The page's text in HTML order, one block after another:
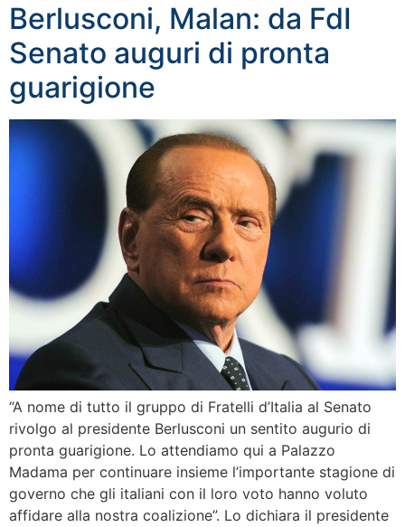
Berlusconi, Malan: da FdI
Senato auguri di pronta
guarigione
“A nome di tutto il gruppo di Fratelli d’Italia al Senato
rivolgo al presidente Berlusconi un sentito augurio di
pronta guarigione. Lo attendiamo qui a Palazzo
Madama per continuare insieme l’importante stagione di
governo che gli italiani con il loro voto hanno voluto
affidare alla nostra coalizione”. Lo dichiara il presidente